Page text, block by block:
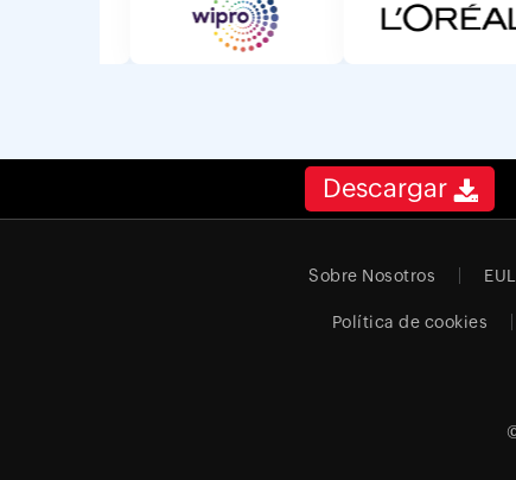
Descargar
Sobre Nosotros
Política de cookies